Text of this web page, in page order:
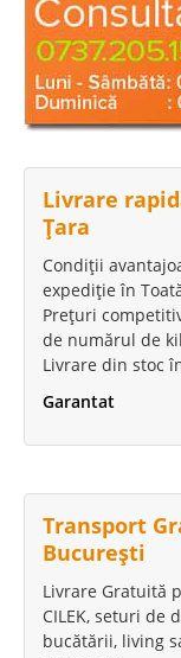
Livrare
Țara
Condiții
expediție în
Prețuri
de numărul de
Livrare din stoc
Garantat
Transport
București
Livrare Gratuită
CILEK, seturi de
bucătării, living